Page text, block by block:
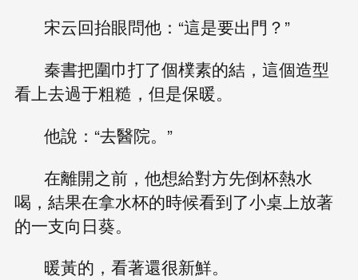
宋云回抬眼問他：“這是要出門？”
秦書把圍巾打了個樸素的結，這個造型
看上去過于粗糙，但是保暖。
他說：“去醫院。”
在離開之前，他想給對方先倒杯熱水
喝，結果在拿水杯的時候看到了小桌上放著
的一支向日葵。
暖黃的，看著還很新鮮。